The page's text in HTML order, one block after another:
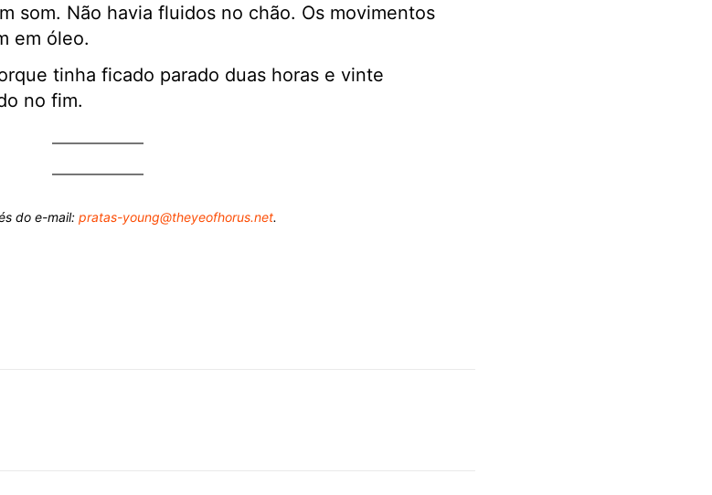
som. Não havia fluidos no chão. Os movimentos
em óleo.
tinha ficado parado duas horas e vinte
no fim.
do e-mail: pratas-young@theyeofhorus.net.